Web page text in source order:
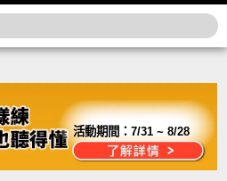
活動期間：7/31 ~ 8/28